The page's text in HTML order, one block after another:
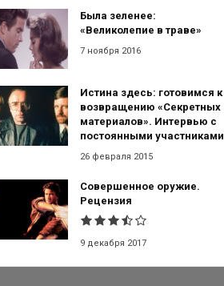
Была зеленее:
«Великолепие в траве»
7 ноября 2016
Истина здесь: готовимся к
возвращению «Секретных
материалов». Интервью с
постоянными участниками
26 февраля 2015
Совершенное оружие.
Рецензия
9 декабря 2017